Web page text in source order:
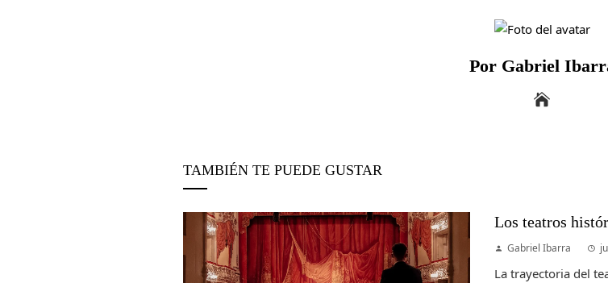
Por Gabriel
TAMBIÉN TE PUEDE GUSTAR
Los teatros
Gabriel Ibarra
La trayectoria del